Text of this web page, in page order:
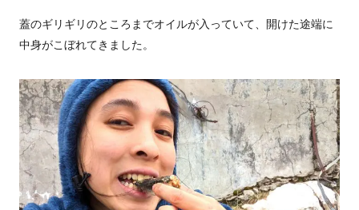
蓋のギリギリのところまでオイルが入っていて、開けた途端に
中身がこぼれてきました。